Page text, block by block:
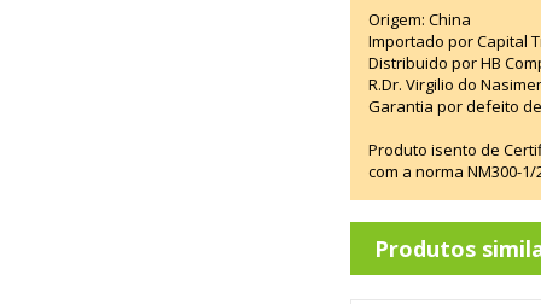
Origem: China
Importado por Capital
Distribuido por HB
R.Dr. Virgilio do
Garantia por defeito
Produto isento de
com a norma NM300-
Produtos